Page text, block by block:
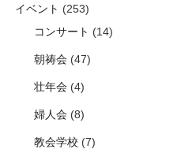
イベント (253)
コンサート (14)
朝祷会(47)
壮年会(4)
婦人会(8)
教会学校 (7)